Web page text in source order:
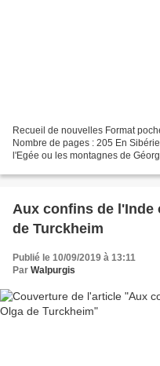
Recueil de nouvelles Format
Nombre de pages : 205 En
l'Egée ou les montagnes de
Aux confins de l'Inde
de Turckheim
Publié le 10/09/2019 à 13:11
Par Walpurgis